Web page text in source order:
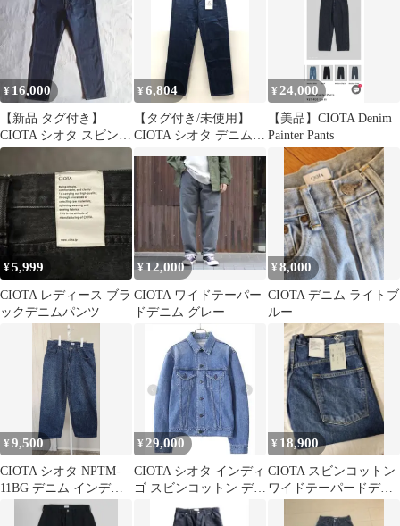
¥ 16,000
【新品 タグ付き】
CIOTA シオタ スビンコ
ットン 13.5oz スリムデ
¥6,804
【タグ付き/未使用】
CIOTA シオタ デニムパ
ィゴ コットン IACコラ
ボ 20-IAC-CI-02
SGSF26-1875
¥24,000
【美品】CIOTA Denim
Painter Pants
¥5,999
CIOTA レディース ブラ
ックデニムパンツ
¥12,000
CIOTA ワイドテーパー
ドデニム グレー
¥8,000
CIOTA デニム ライトブ
ルー
¥9,500
CIOTA シオタ NPTM-
11BG デニム インディ
¥ 29,000
CIOTA シオタ インディ
ゴ スビンコットン デニ
ムジャケット
¥ 18,900
CIOTA スビンコットン
ワイドテーパードデニ